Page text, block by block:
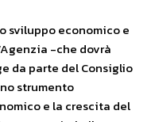
sviluppo economico e
-che dovrà
da parte del Consiglio
strumento
e la crescita del